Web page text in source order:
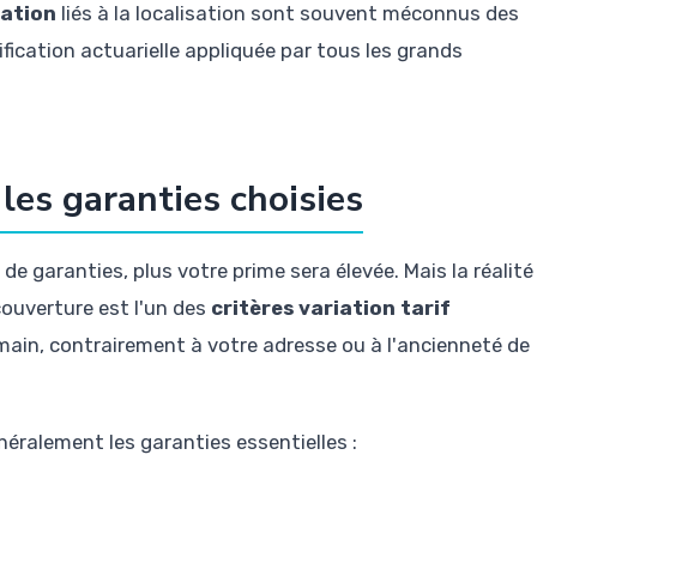
liés à la localisation sont souvent méconnus des
actuarielle appliquée par tous les grands
garanties choisies
garanties, plus votre prime sera élevée. Mais la réalité
est l'un des critères variation tarif
contrairement à votre adresse ou à l'ancienneté de
les garanties essentielles :